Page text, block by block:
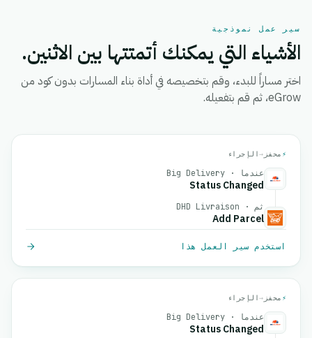
سير عمل نموذجية
الأشياء التي يمكنك أتمتتها بين الاثنين.
اختر مساراً للبدء، وقم بتخصيصه في أداة بناء المسارات بدون كود من
eGrow، ثم قم بتفعيله.
⚡ محفز →الإجراء
عندما · Big Delivery
Status Changed
ثم · DHD Livraison
Add Parcel
استخدم سير العمل هذا
⚡ محفز →الإجراء
عندما · Big Delivery
Status Changed